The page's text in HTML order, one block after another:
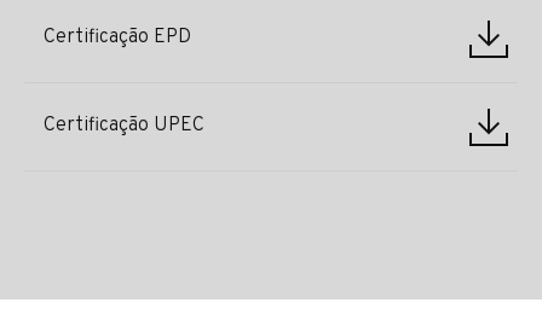
Certificação EPD
Certificação UPEC